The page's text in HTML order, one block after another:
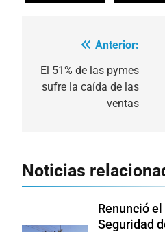
Navegación
de
Anterior:
El 51% de las pymes
sufre la caída de las
ventas
Noticias
Renunció
Seguridad